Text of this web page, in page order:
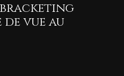
bracketing
vue au